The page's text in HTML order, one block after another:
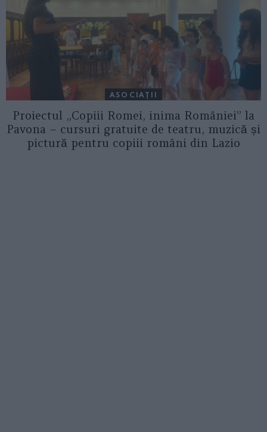
ASOCIAŢII
Proiectul „Copiii Romei, inima României” la
Pavona – cursuri gratuite de teatru, muzică și
pictură pentru copiii români din Lazio